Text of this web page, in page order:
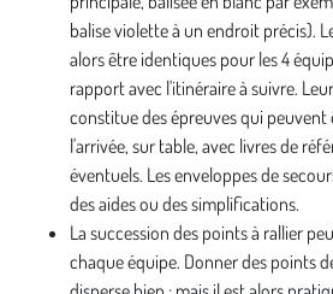
balise violette à un endroit précis).
alors être identiques pour les 4
rapport avec l'itinéraire à suivre.
constitue des épreuves qui peuvent
l'arrivée, sur table, avec livres de
éventuels. Les enveloppes de
des aides ou des simplifications.
La succession des points à rallier
chaque équipe. Donner des points